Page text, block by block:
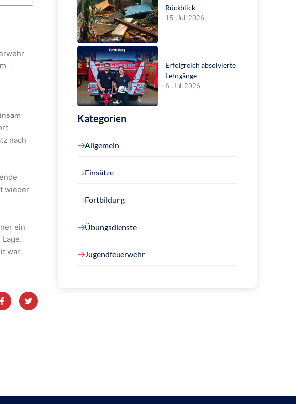
nach
wieder
ein
war
Rückblick
15. Juli 2026
Erfolgreich absolvierte
Lehrgänge
6. Juli 2026
Kategorien
Allgemein
Einsätze
Fortbildung
Übungsdienste
Jugendfeuerwehr